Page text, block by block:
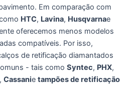
Em comparação com
HTC, Lavina, Husqvarnae
oferecemos menos modelos
compatíveis. Por isso,
de retificação diamantados
- tais como Syntec, PHX,
, Cassanie tampões de retificação